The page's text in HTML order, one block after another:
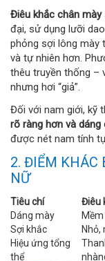
Điêu khắc chân
đại, sử dụng lưỡi
phỏng sợi lông mày
và tự nhiên hơn.
thêu truyền thống –
nhưng hơi “giả”.
Đối với nam giới, kỹ
rõ ràng hơn và
được nét nam tính
2. ĐIỂM KHÁC
NỮ
Tiêu chí Điêu
Dáng mày
Sợi khắc
Nhỏ,
Hiệu ứng tổng
thể